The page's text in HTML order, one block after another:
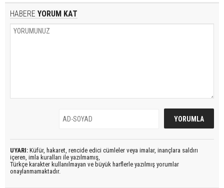
HABERE YORUM KAT
UYARI: Küfür, hakaret, rencide edici cümleler veya imalar, inançlara saldırı
içeren, imla kuralları ile yazılmamış,
Türkçe karakter kullanılmayan ve büyük harflerle yazılmış yorumlar
onaylanmamaktadır.